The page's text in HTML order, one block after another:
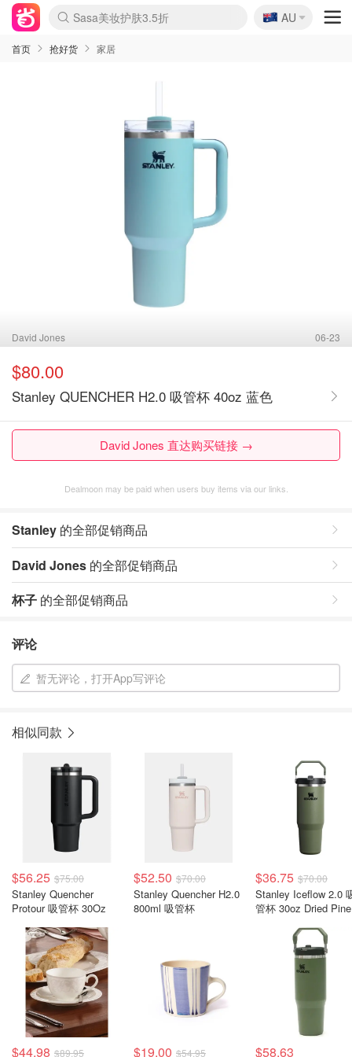
lululemon折扣上新
Sasa美妆护肤3.5折
SSENSE年中2.5折
FreshBeauty好价汇总
Cettire降价+叠9折
WWS Coles超市实拍
viagogo二手票捡漏
Myer超级周末
The Outnet奢牌1折起
David Jones 3折起
Flannels大牌1折
Perfumes Club护肤1折
AMIRO面罩$251
Amazon折扣汇总
eToro入金$200送$50
Amazon数码好物
ICONIC本周7.5折
ThedoubleF高奢地板价
Moose Knuckles 6折
丝芙兰5折起
EUFY摄像头$98
Selenichast首饰2折
Trip机票酒店促销
YSL送5件彩妆礼
Amazon家居好物
Amazon美妆护肤
雅漾大喷$8
过敏原检测盒$33
伊索独家赠50ml沐浴露
科颜氏高保湿面霜$29
SEALIFE海洋馆门票6折
丝塔芙大白罐$16
订阅Newsletter送香薰
Cult Beauty 6.8折
Harrods圣诞日历$525
LN-CC奢牌私促3折
d'Alba空姐喷雾$16
EVE LOM套装£56
Bernardelli独家4折
Adore Beauty 6折起
CT圣诞日历
Mytheresa奢品2.7折
Luxury Escapes 9折
Currentbody美容仪$881
MOON Garden Live
Roborock扫地机$649
Tingo Life水杯$24
Valentino官网5折
CR洗护套装$23
修丽可4件套$159
Myer彩妆2件7折
GANNI官网4.5折
Stylevana韩妆4折
Tessabit高奢8.5折
OGX洗发水$11
Amazon阿德莱德次日达
卡诗8.5折+赠礼
Philips Hue灯具8折
🇦🇺
AU
首页 抢好货 家居
David Jones 06-23
$80.00
Stanley QUENCHER H2.0 吸管杯 40oz 蓝色
David Jones 直达购买链接 →
Dealmoon may be paid when users buy items via our links.
Stanley 的全部促销商品
David Jones 的全部促销商品
杯子 的全部促销商品
评论
暂无评论，打开App写评论
相似同款
$56.25 $75.00
Stanley Quencher
Protour 吸管杯 30Oz
$52.50 $70.00
Stanley Quencher H2.0
800ml 吸管杯
$36.75 $70.00
Stanley Iceflow 2.0 吸
管杯 30oz Dried Pine
$44.98 $89.95 $19.00 $54.95 $58.63